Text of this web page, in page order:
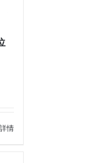
詳情